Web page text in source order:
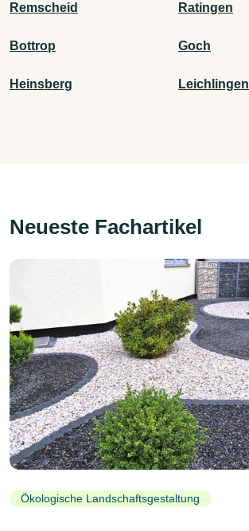
Remscheid Ratingen
Bottrop Goch
Heinsberg Leichlingen
Neueste Fachartikel
Ökologische Landschaftsgestaltung